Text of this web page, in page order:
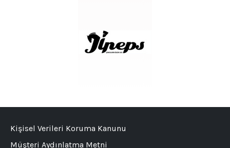
Kişisel Verileri Koruma Kanunu
Müşteri Aydınlatma Metni